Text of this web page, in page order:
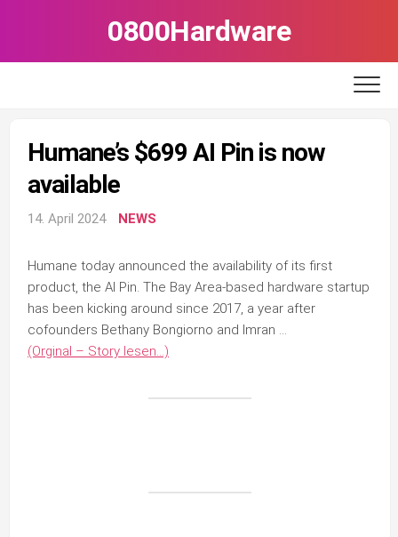
0800Hardware
Humane’s $699 AI Pin is now
available
14. April 2024 NEWS
Humane today announced the availability of its first
product, the AI Pin. The Bay Area-based hardware startup
has been kicking around since 2017, a year after
cofounders Bethany Bongiorno and Imran …
(Orginal – Story lesen…)